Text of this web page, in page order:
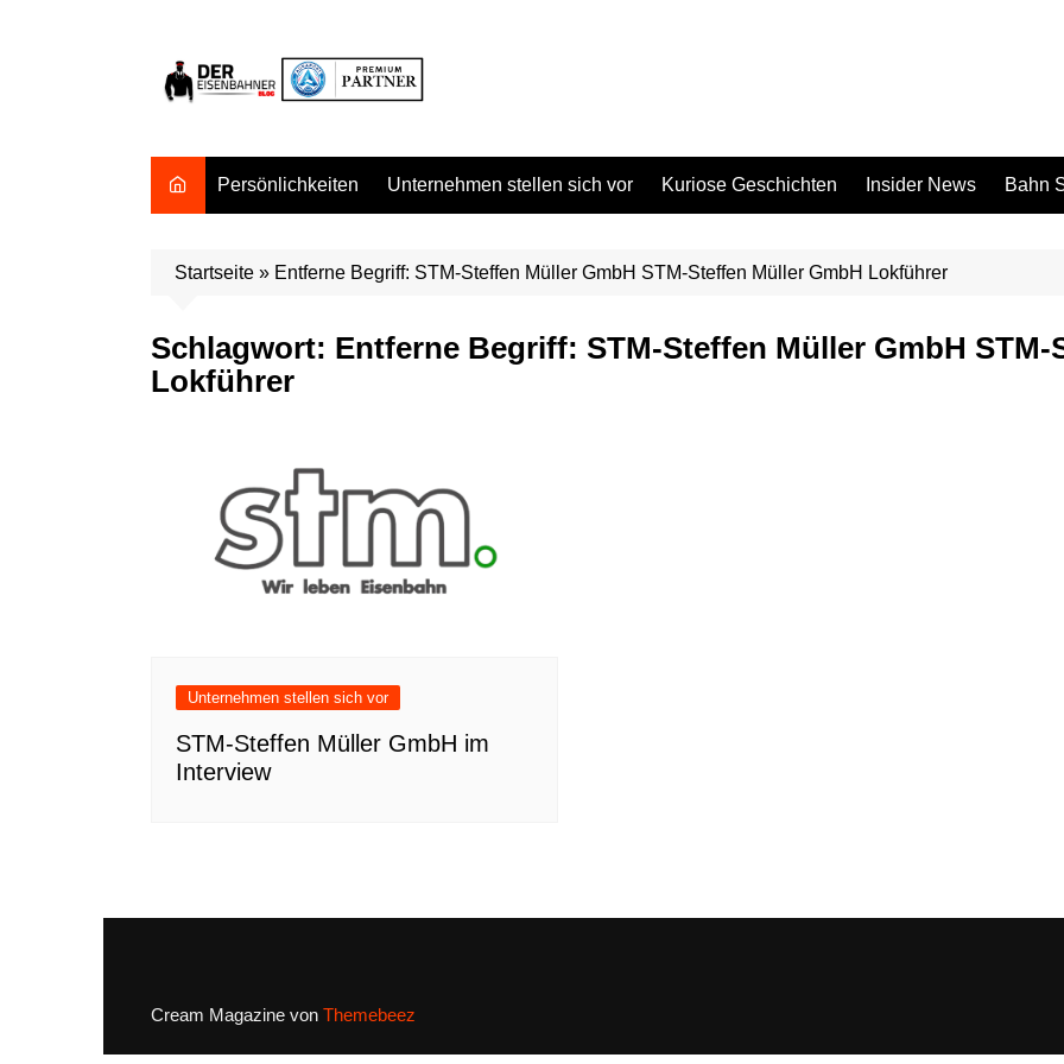
Persönlichkeiten Unternehmen stellen sich vor Kuriose Geschichten Insider News Bahn
Startseite » Entferne Begriff: STM-Steffen Müller GmbH STM-Steffen Müller GmbH Lokführer
Schlagwort: Entferne Begriff: STM-Steffen Müller GmbH STM-
Lokführer
Unternehmen stellen sich vor
STM-Steffen Müller GmbH im
Interview
Cream Magazine von Themebeez